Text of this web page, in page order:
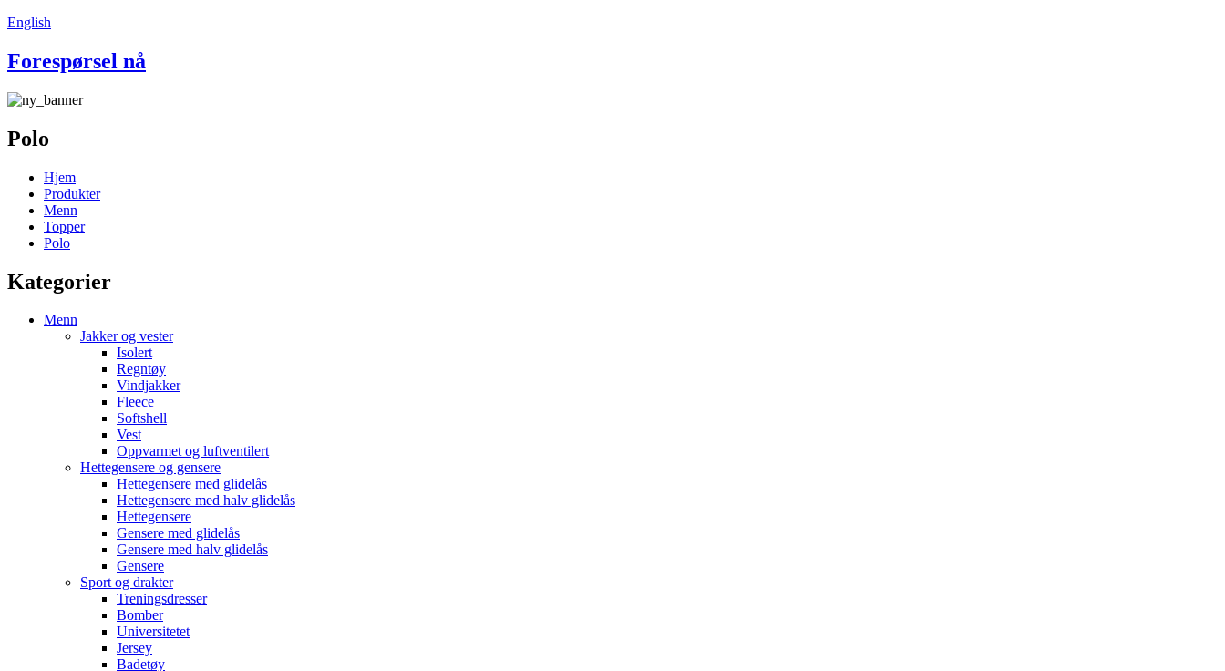
English
Forespørsel nå
Polo
Hjem
Produkter
Menn
Topper
Polo
Kategorier
Menn
Jakker og vester
Isolert
Regntøy
Vindjakker
Fleece
Softshell
Vest
Oppvarmet og luftventilert
Hettegensere og gensere
Hettegensere med glidelås
Hettegensere med halv glidelås
Hettegensere
Gensere med glidelås
Gensere med halv glidelås
Gensere
Sport og drakter
Treningsdresser
Bomber
Universitetet
Jersey
Badetøy